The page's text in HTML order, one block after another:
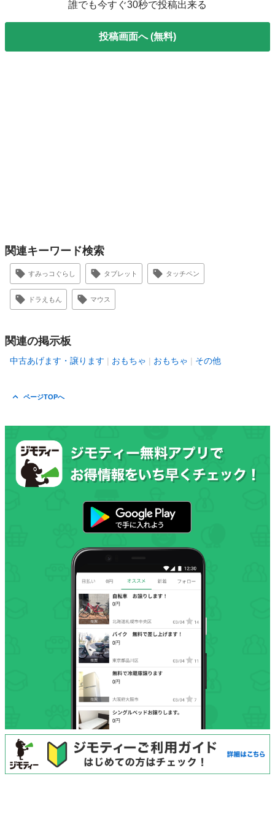
誰でも今すぐ30秒で投稿出来る
投稿画面へ (無料)
関連キーワード検索
すみっコぐらし タブレット タッチペン
ドラえもん マウス
関連の掲示板
中古あげます・譲ります おもちゃ おもちゃ その他
ページTOPへ